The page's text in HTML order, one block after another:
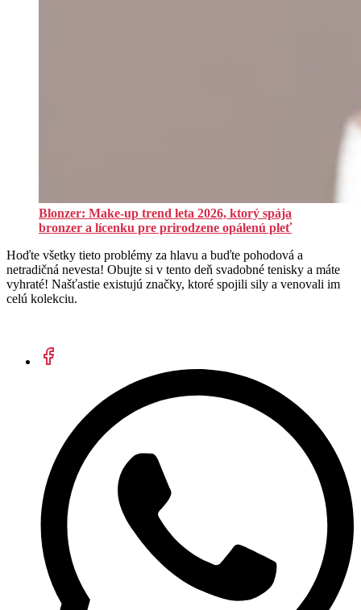
Blonzer: Make-up trend leta 2026, ktorý spája
bronzer a lícenku pre prirodzene opálenú pleť
Hoďte všetky tieto problémy za hlavu a buďte pohodová a
netradičná nevesta! Obujte si v tento deň svadobné tenisky a máte
vyhraté! Našťastie existujú značky, ktoré spojili sily a venovali im
celú kolekciu.